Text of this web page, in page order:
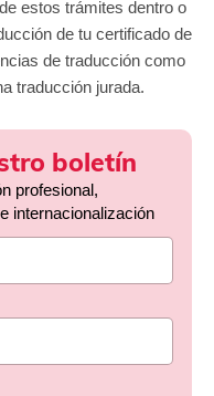
estos trámites dentro o
de tu certificado de
de traducción como
traducción jurada.
boletín
profesional,
internacionalización